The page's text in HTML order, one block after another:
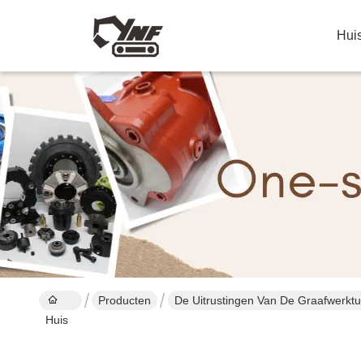
Huis
Producten De Uitrustingen Van De